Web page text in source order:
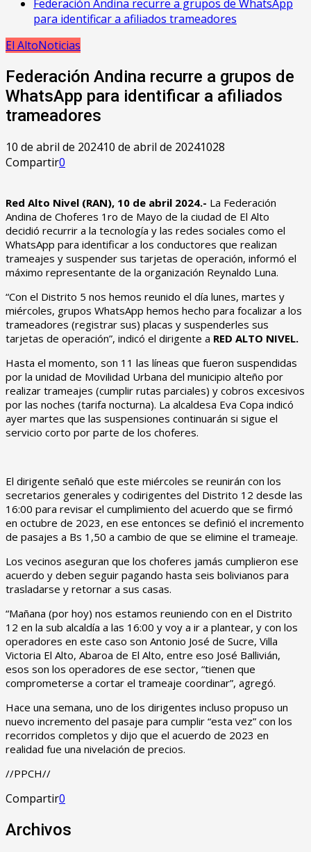
Federación Andina recurre a grupos de WhatsApp
para identificar a afiliados trameadores
El AltoNoticias
Federación Andina recurre a grupos de
WhatsApp para identificar a afiliados
trameadores
10 de abril de 202410 de abril de 20241028
Compartir0
Red Alto Nivel (RAN), 10 de abril 2024.- La Federación
Andina de Choferes 1ro de Mayo de la ciudad de El Alto
decidió recurrir a la tecnología y las redes sociales como el
WhatsApp para identificar a los conductores que realizan
trameajes y suspender sus tarjetas de operación, informó el
máximo representante de la organización Reynaldo Luna.
“Con el Distrito 5 nos hemos reunido el día lunes, martes y
miércoles, grupos WhatsApp hemos hecho para focalizar a los
trameadores (registrar sus) placas y suspenderles sus
tarjetas de operación”, indicó el dirigente a RED ALTO NIVEL.
Hasta el momento, son 11 las líneas que fueron suspendidas
por la unidad de Movilidad Urbana del municipio alteño por
realizar trameajes (cumplir rutas parciales) y cobros excesivos
por las noches (tarifa nocturna). La alcaldesa Eva Copa indicó
ayer martes que las suspensiones continuarán si sigue el
servicio corto por parte de los choferes.
El dirigente señaló que este miércoles se reunirán con los
secretarios generales y codirigentes del Distrito 12 desde las
16:00 para revisar el cumplimiento del acuerdo que se firmó
en octubre de 2023, en ese entonces se definió el incremento
de pasajes a Bs 1,50 a cambio de que se elimine el trameaje.
Los vecinos aseguran que los choferes jamás cumplieron ese
acuerdo y deben seguir pagando hasta seis bolivianos para
trasladarse y retornar a sus casas.
“Mañana (por hoy) nos estamos reuniendo con en el Distrito
12 en la sub alcaldía a las 16:00 y voy a ir a plantear, y con los
operadores en este caso son Antonio José de Sucre, Villa
Victoria El Alto, Abaroa de El Alto, entre eso José Ballivián,
esos son los operadores de ese sector, “tienen que
comprometerse a cortar el trameaje coordinar”, agregó.
Hace una semana, uno de los dirigentes incluso propuso un
nuevo incremento del pasaje para cumplir “esta vez” con los
recorridos completos y dijo que el acuerdo de 2023 en
realidad fue una nivelación de precios.
//PPCH//
Compartir0
Archivos